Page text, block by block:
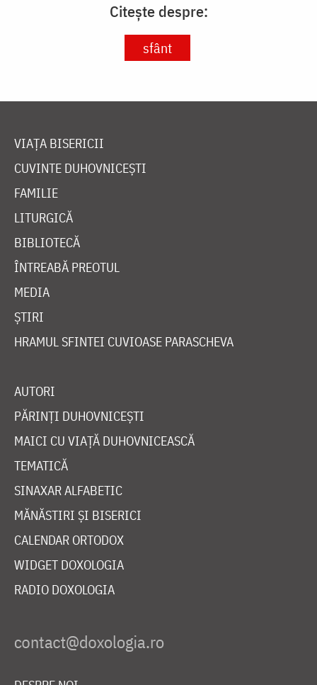
Citește despre:
sfânt
VIAȚA BISERICII
CUVINTE DUHOVNICEȘTI
FAMILIE
LITURGICĂ
BIBLIOTECĂ
ÎNTREABĂ PREOTUL
MEDIA
ȘTIRI
HRAMUL SFINTEI CUVIOASE PARASCHEVA
AUTORI
PĂRINȚI DUHOVNICEȘTI
MAICI CU VIAȚĂ DUHOVNICEASCĂ
TEMATICĂ
SINAXAR ALFABETIC
MĂNĂSTIRI ȘI BISERICI
CALENDAR ORTODOX
WIDGET DOXOLOGIA
RADIO DOXOLOGIA